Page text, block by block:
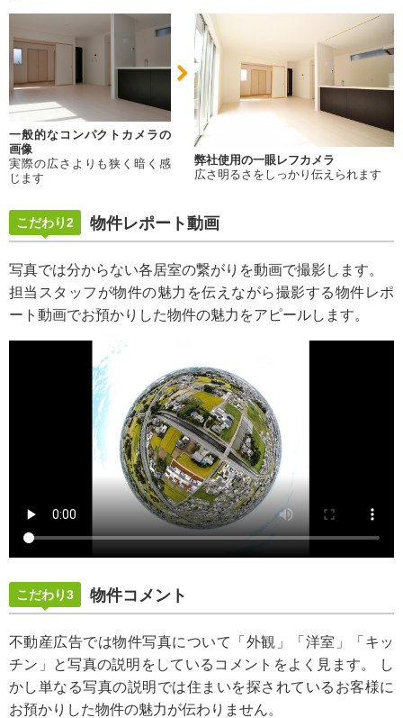
一般的なコンパクトカメラの
画像
実際の広さよりも狭く暗く感
じます
弊社使用の一眼レフカメラ
広さ明るさをしっかり伝えられます
こだわり2 物件レポート動画
写真では分からない各居室の繋がりを動画で撮影します。
担当スタッフが物件の魅力を伝えながら撮影する物件レポ
ート動画でお預かりした物件の魅力をアピールします。
こだわり3 物件コメント
不動産広告では物件写真について「外観」「洋室」「キッ
チン」と写真の説明をしているコメントをよく見ます。 し
かし単なる写真の説明では住まいを探されているお客様に
お預かりした物件の魅力が伝わりません。